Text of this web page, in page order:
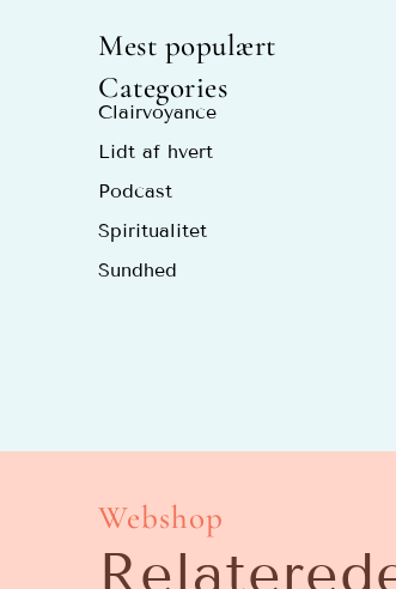
Mest populært
Categories
Clairvoyance
Lidt af hvert
Podcast
Spiritualitet
Sundhed
Webshop